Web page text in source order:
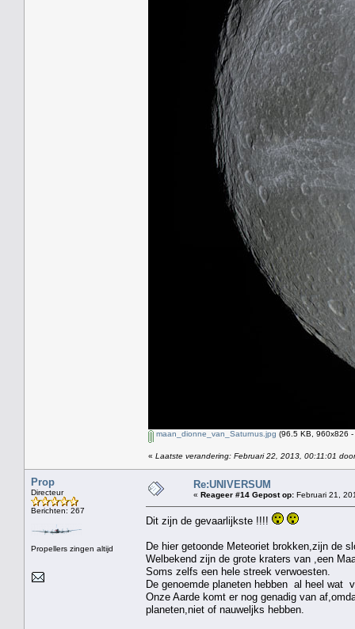
maan_dionne_van_Saturnus.jpg (96.5 KB, 960x826
« Laatste verandering: Februari 22, 2013, 00:11:01
Prop
Directeur
Berichten: 267
Propellers zingen altijd
Re:UNIVERSUM
« Reageer #14 Gepost op: Februari 21,
Dit zijn de gevaarlijkste !!!!
De hier getoonde Meteoriet brokken,zijn de
Welbekend zijn de grote kraters van ,een
Soms zelfs een hele streek verwoesten.
De genoemde planeten hebben al heel wat
Onze Aarde komt er nog genadig van
planeten,niet of nauweljks hebben.